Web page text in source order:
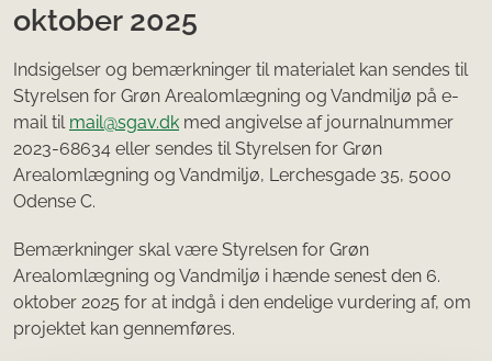
oktober 2025
Indsigelser og bemærkninger til materialet kan sendes til
Styrelsen for Grøn Arealomlægning og Vandmiljø på e-
mail til mail@sgav.dk med angivelse af journalnummer
2023-68634 eller sendes til Styrelsen for Grøn
Arealomlægning og Vandmiljø, Lerchesgade 35, 5000
Odense C.
Bemærkninger skal være Styrelsen for Grøn
Arealomlægning og Vandmiljø i hænde senest den 6.
oktober 2025 for at indgå i den endelige vurdering af, om
projektet kan gennemføres.